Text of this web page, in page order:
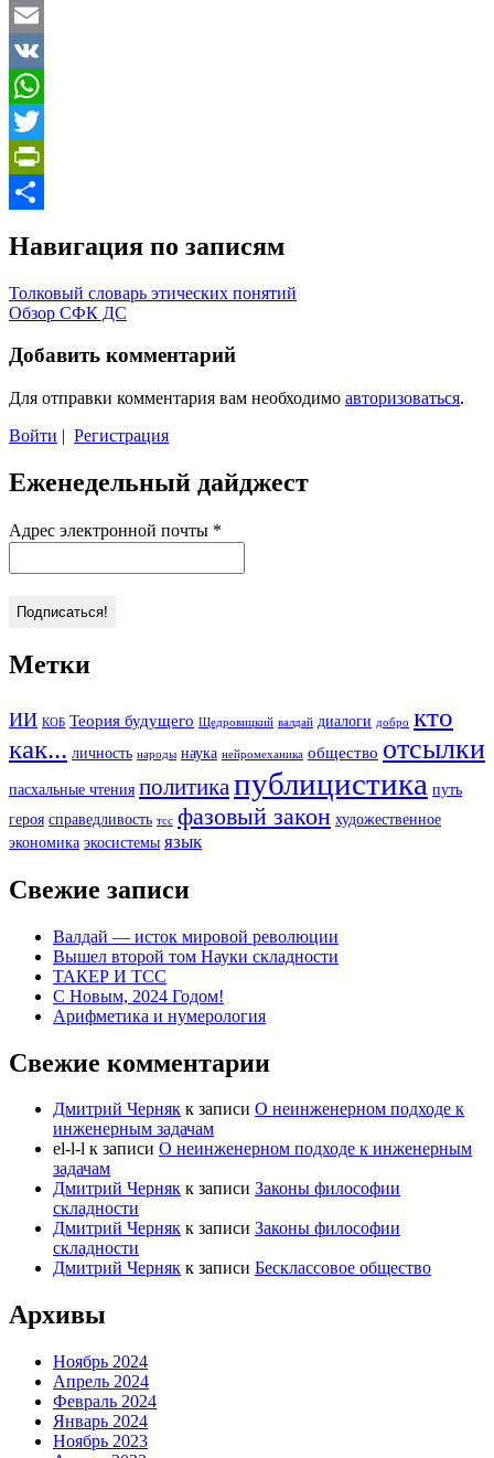
Email
VK
WhatsApp
Twitter
PrintFriendly
Навигация по записям
Толковый словарь этических понятий
Обзор СФК ДС
Добавить комментарий
Для отправки комментария вам необходимо авторизоваться.
Войти | Регистрация
Еженедельный дайджест
Адрес электронной почты *
Метки
ИИ КОБ Теория будущего Щедровицкий валдай диалоги добро кто
как... личность народы наука нейромеханика общество отсылки
пасхальные чтения политика публицистика путь
героя справедливость тсс фазовый закон художественное
экономика экосистемы язык
Свежие записи
Валдай — исток мировой революции
Вышел второй том Науки складности
ТАКЕР И ТСС
С Новым, 2024 Годом!
Арифметика и нумерология
Свежие комментарии
Дмитрий Черняк к записи О неинженерном подходе к
инженерным задачам
el-l-l к записи О неинженерном подходе к инженерным
задачам
Дмитрий Черняк к записи Законы философии
складности
Дмитрий Черняк к записи Законы философии
складности
Дмитрий Черняк к записи Бесклассовое общество
Архивы
Ноябрь 2024
Апрель 2024
Февраль 2024
Январь 2024
Ноябрь 2023